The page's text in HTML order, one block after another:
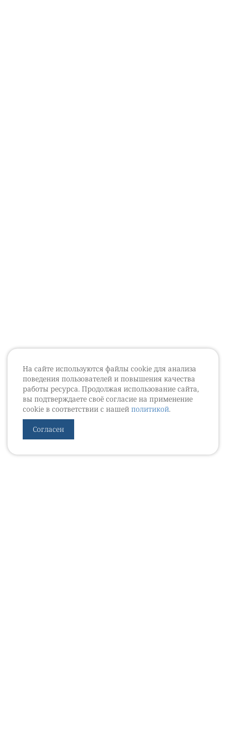
На сайте используются файлы cookie для анализа
поведения пользователей и повышения качества
работы ресурса. Продолжая использование сайта,
вы подтверждаете своё согласие на применение
cookie в соответствии с нашей политикой.
Согласен